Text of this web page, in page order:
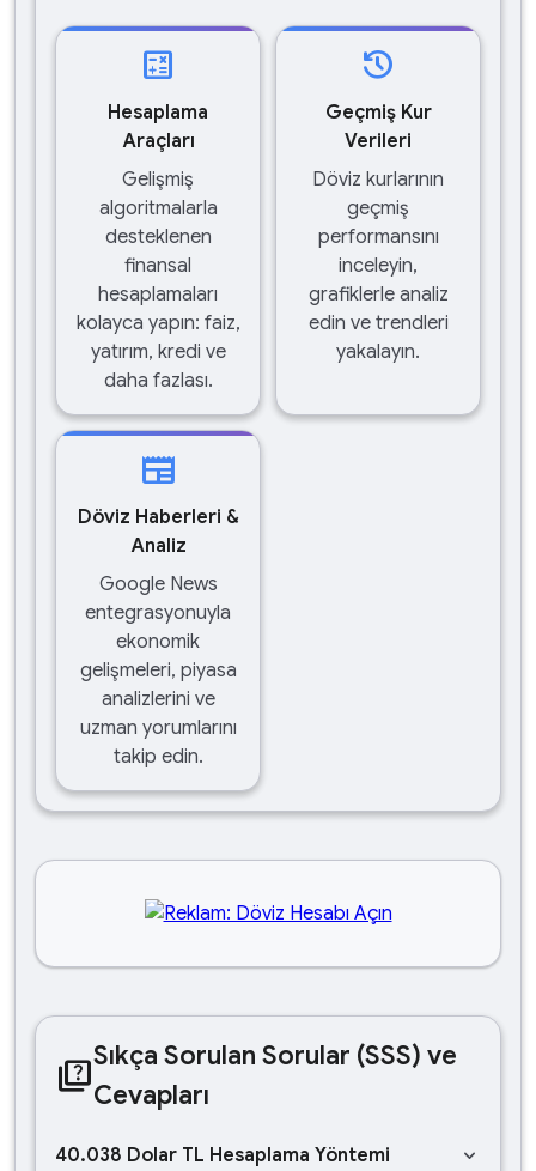
calculate
Hesaplama
Araçları
Gelişmiş
algoritmalarla
desteklenen
finansal
hesaplamaları
kolayca yapın: faiz,
yatırım, kredi ve
daha fazlası.
history
Geçmiş Kur
Verileri
Döviz kurlarının
geçmiş
performansını
inceleyin,
grafiklerle analiz
edin ve trendleri
yakalayın.
newspaper
Döviz Haberleri &
Analiz
Google News
entegrasyonuyla
ekonomik
gelişmeleri, piyasa
analizlerini ve
uzman yorumlarını
takip edin.
quizSıkça Sorulan Sorular (SSS) ve
Cevapları
40.038 Dolar TL Hesaplama Yöntemi keyboard_arrow_down